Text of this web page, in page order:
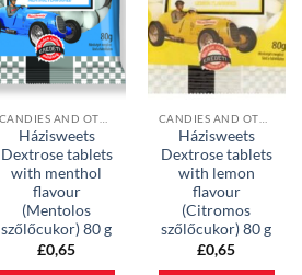
Házisweets
Dextrose tablets
with menthol
flavour
(Mentolos
szőlőcukor) 80 g
£0,65
Házisweets
Dextrose tablets
with lemon
flavour
(Citromos
szőlőcukor) 80 g
£0,65